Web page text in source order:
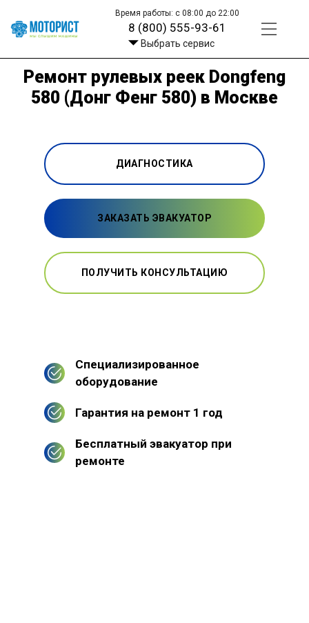
Время работы: с 08:00 до 22:00
8 (800) 555-93-61
Выбрать сервис
Ремонт рулевых реек Dongfeng
580 (Донг Фенг 580) в Москве
ДИАГНОСТИКА
ЗАКАЗАТЬ ЭВАКУАТОР
ПОЛУЧИТЬ КОНСУЛЬТАЦИЮ
Специализированное
оборудование
Гарантия на ремонт 1 год
Бесплатный эвакуатор при
ремонте